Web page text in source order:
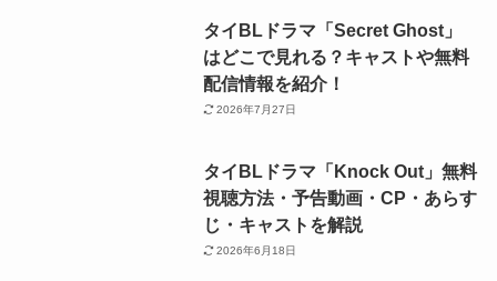
タイBLドラマ「Secret Ghost」
はどこで見れる？キャストや無料
配信情報を紹介！
2026年7月27日
タイBLドラマ「Knock Out」無料
視聴方法・予告動画・CP・あらす
じ・キャストを解説
2026年6月18日